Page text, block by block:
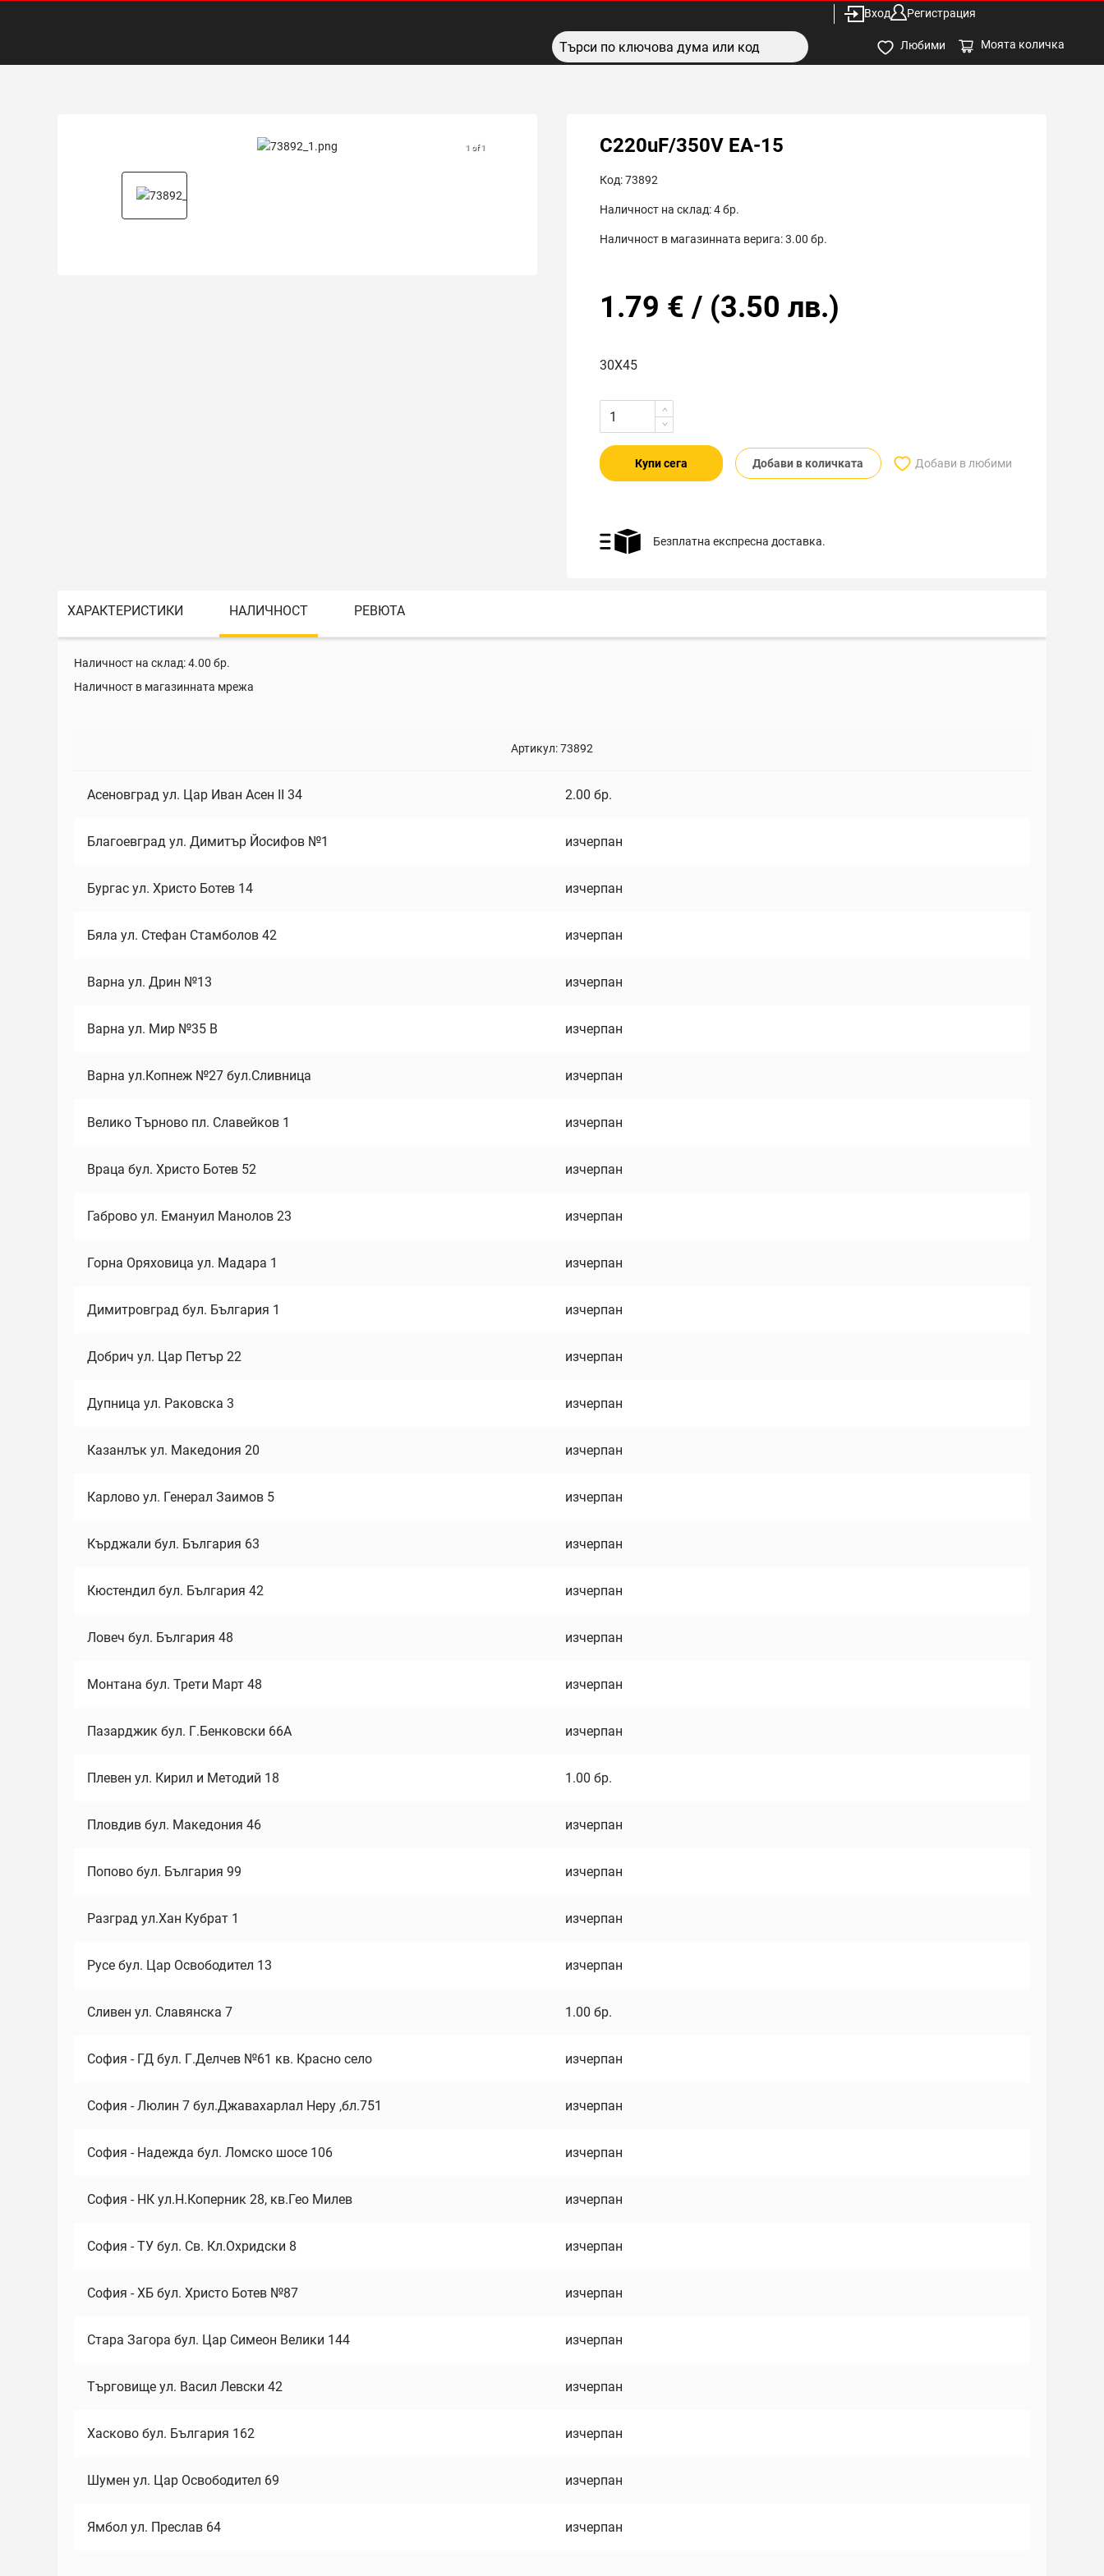
Вход Регистрация
Любими Моята количка
1 of 1 C220uF/350V EA-15
Код:73892
Наличност на склад:4бр.
Наличност в магазинната верига:3.00 бр.
1.79 € / (3.50 лв.)
30X45
Купи сега Добави в количката Добави в любими
Безплатна експресна доставка.
ХАРАКТЕРИСТИКИ НАЛИЧНОСТ РЕВЮТА
Наличност на склад:4.00 бр.
Наличност в магазинната мрежа
Артикул:73892
Асеновград ул. Цар Иван Асен II 34 2.00 бр.
Благоевград ул. Димитър Йосифов №1 изчерпан
Бургас ул. Христо Ботев 14 изчерпан
Бяла ул. Стефан Стамболов 42 изчерпан
Варна ул. Дрин №13 изчерпан
Варна ул. Мир №35 В изчерпан
Варна ул.Копнеж №27 бул.Сливница изчерпан
Велико Търново пл. Славейков 1 изчерпан
Враца бул. Христо Ботев 52 изчерпан
Габрово ул. Емануил Манолов 23 изчерпан
Горна Оряховица ул. Мадара 1 изчерпан
Димитровград бул. България 1 изчерпан
Добрич ул. Цар Петър 22 изчерпан
Дупница ул. Раковска 3 изчерпан
Казанлък ул. Македония 20 изчерпан
Карлово ул. Генерал Заимов 5 изчерпан
Кърджали бул. България 63 изчерпан
Кюстендил бул. България 42 изчерпан
Ловеч бул. България 48 изчерпан
Монтана бул. Трети Март 48 изчерпан
Пазарджик бул. Г.Бенковски 66А изчерпан
Плевен ул. Кирил и Методий 18 1.00 бр.
Пловдив бул. Македония 46 изчерпан
Попово бул. България 99 изчерпан
Разград ул.Хан Кубрат 1 изчерпан
Русе бул. Цар Освободител 13 изчерпан
Сливен ул. Славянска 7 1.00 бр.
София - ГД бул. Г.Делчев №61 кв. Красно село изчерпан
София - Люлин 7 бул.Джавахарлал Неру ,бл.751 изчерпан
София - Надежда бул. Ломско шосе 106 изчерпан
София - НК ул.Н.Коперник 28, кв.Гео Милев изчерпан
София - ТУ бул. Св. Кл.Охридски 8 изчерпан
София - ХБ бул. Христо Ботев №87 изчерпан
Стара Загора бул. Цар Симеон Велики 144 изчерпан
Търговище ул. Васил Левски 42 изчерпан
Хасково бул. България 162 изчерпан
Шумен ул. Цар Освободител 69 изчерпан
Ямбол ул. Преслав 64 изчерпан